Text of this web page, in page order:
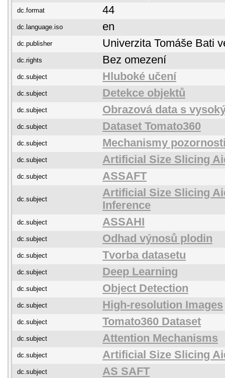
dc.format 44
dc.language.iso en
dc.publisher Univerzita Tomáše Bati
dc.rights Bez omezení
dc.subject Hluboké učení
dc.subject Detekce objektů
dc.subject Obrazová data s
dc.subject Dataset Tomato360
dc.subject Mechanismy
dc.subject Artificial Size Slicing
dc.subject ASSAFT
dc.subject
Artificial Size Slicing
Inference
dc.subject ASSAHI
dc.subject Odhad výnosů plodin
dc.subject Tvorba datasetu
dc.subject Deep Learning
dc.subject Object Detection
dc.subject High-resolution Images
dc.subject Tomato360 Dataset
dc.subject Attention Mechanisms
dc.subject Artificial Size Slicing
dc.subject AS SAFT